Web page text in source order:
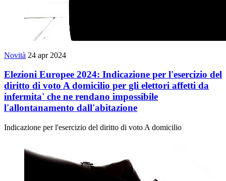
Novità 24 apr 2024
Elezioni Europee 2024: Indicazione per l'esercizio del
diritto di voto A domicilio per gli elettori affetti da
infermita' che ne rendano impossibile
l'allontanamento dall'abitazione
Indicazione per l'esercizio del diritto di voto A domicilio